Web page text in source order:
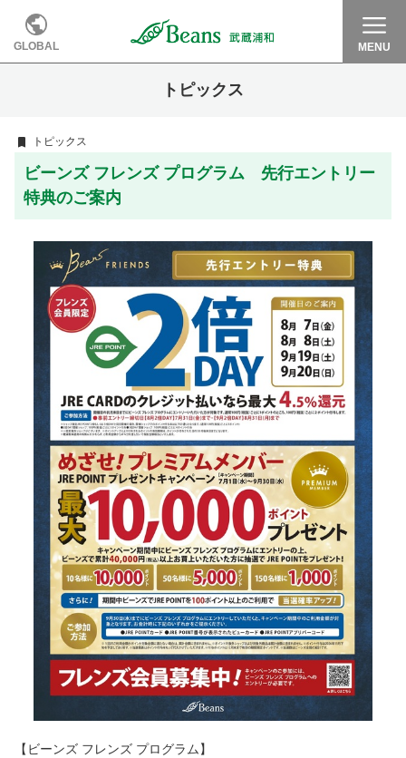
GLOBAL MENU
トピックス
トピックス
ビーンズ フレンズ プログラム 先行エントリー
特典のご案内
【ビーンズ フレンズ プログラム】